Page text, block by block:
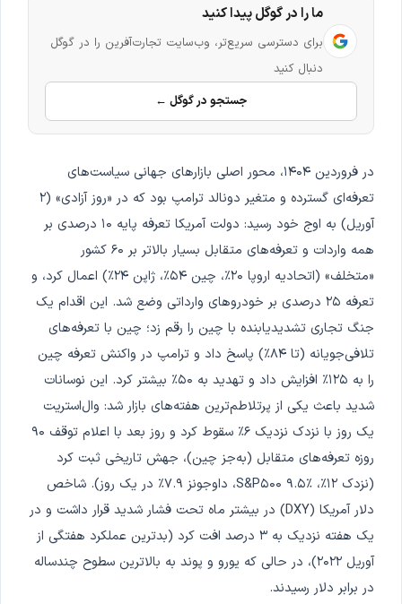
ما را در گوگل پیدا کنید
برای دسترسی سریع‌تر، وب‌سایت تجارت‌آفرین را در گوگل
دنبال کنید
جستجو در گوگل ←
در فروردین ۱۴۰۴، محور اصلی بازارهای جهانی سیاست‌های
تعرفه‌ای گسترده و متغیر دونالد ترامپ بود که در «روز آزادی» (۲
آوریل) به اوج خود رسید: دولت آمریکا تعرفه پایه ۱۰ درصدی بر
همه واردات و تعرفه‌های متقابل بسیار بالاتر بر ۶۰ کشور
«متخلف» (اتحادیه اروپا ۲۰٪، چین ۵۴٪، ژاپن ۲۴٪) اعمال کرد، و
تعرفه ۲۵ درصدی بر خودروهای وارداتی وضع شد. این اقدام یک
جنگ تجاری تشدیدیابنده با چین را رقم زد؛ چین با تعرفه‌های
تلافی‌جویانه (تا ۸۴٪) پاسخ داد و ترامپ در واکنش تعرفه چین
را به ۱۲۵٪ افزایش داد و تهدید به ۵۰٪ بیشتر کرد. این نوسانات
شدید باعث یکی از پرتلاطم‌ترین هفته‌های بازار شد: وال‌استریت
یک روز با نزدک نزدیک ۶٪ سقوط کرد و روز بعد با اعلام توقف ۹۰
روزه تعرفه‌های متقابل (به‌جز چین)، جهش تاریخی ثبت کرد
(نزدک ۱۲٪، S&P۵۰۰ ۹.۵٪، داوجونز ۷.۹٪ در یک روز). شاخص
دلار آمریکا (DXY) در بیشتر ماه تحت فشار شدید قرار داشت و در
یک هفته نزدیک به ۳ درصد افت کرد (بدترین عملکرد هفتگی از
آوریل ۲۰۲۲)، در حالی که یورو و پوند به بالاترین سطوح چندساله
در برابر دلار رسیدند.